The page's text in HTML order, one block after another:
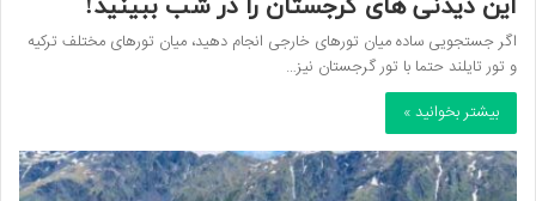
این دیدنی های گرجستان را در شب ببینید!
اگر جستجویی ساده میان تور‌های خارجی انجام دهید، میان تور‌های مختلف ترکیه
و تور تایلند حتما با تور گرجستان نیز…
بیشتر بخوانید »